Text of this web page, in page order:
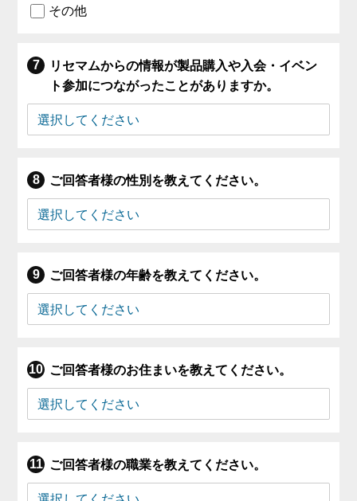
その他
リセマムからの情報が製品購入や入会・イベン
ト参加につながったことがありますか。
ご回答者様の性別を教えてください。
ご回答者様の年齢を教えてください。
ご回答者様のお住まいを教えてください。
ご回答者様の職業を教えてください。